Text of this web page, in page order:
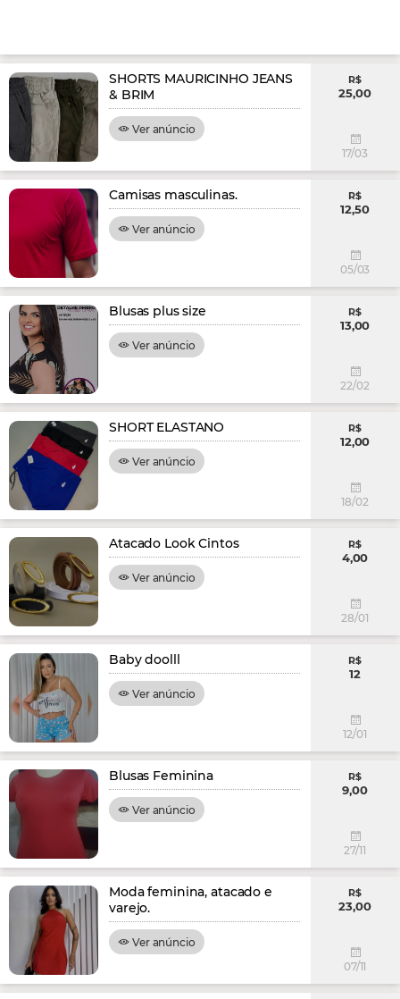
SHORTS MAURICINHO JEANS
& BRIM
Ver anúncio
R$
25,00
17/03
Camisas masculinas.
Ver anúncio
R$
12,50
05/03
Blusas plus size
Ver anúncio
R$
13,00
22/02
SHORT ELASTANO
Ver anúncio
R$
12,00
18/02
Atacado Look Cintos
Ver anúncio
R$
4,00
28/01
Baby doolll
Ver anúncio
R$
12
12/01
Blusas Feminina
Ver anúncio
R$
9,00
27/11
Moda feminina, atacado e
varejo.
Ver anúncio
R$
23,00
07/11